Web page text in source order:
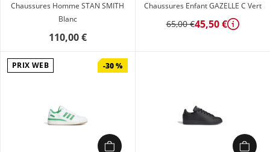
Chaussures Homme STAN SMITH
Blanc
110,00 €
Chaussures Enfant GAZELLE C Vert
65,00 €45,50 € Détails
PRIX WEB -30 %